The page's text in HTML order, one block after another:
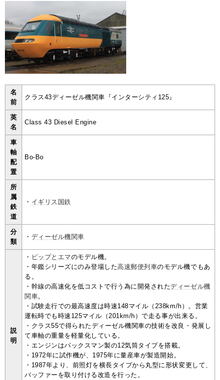
名
前
クラス43ディーゼル機関車『インターシティ125』
英
名
Class 43 Diesel Engine
車
軸
配
置
Bo-Bo
所
属
鉄
道
・ イギリス国鉄
分
類
・ ディーゼル機関車
説
明
・ ピップとエマのモデル機。
・年鑑シリーズにのみ登場した高速郵便列車のモデル機でもあ
る。
・幹線の高速化を低コストで行う為に開発されたディーゼル機
関車。
・試験走行での最高速度は時速148マイル（238km/h）。営業
運転時でも時速125マイル（201km/h）で走る事が出来る。
・クラス55で得られたディーゼル機関車の技術を改良・発展し
て車軸の重量を軽量化している。
・エンジンはパックスマン製の12気筒タイプを搭載。
・1972年に試作機が、1975年に量産車が製造開始。
・1987年より、前照灯を横長タイプから丸型に形状変更して、
バッファーを取り付ける改造を行った。